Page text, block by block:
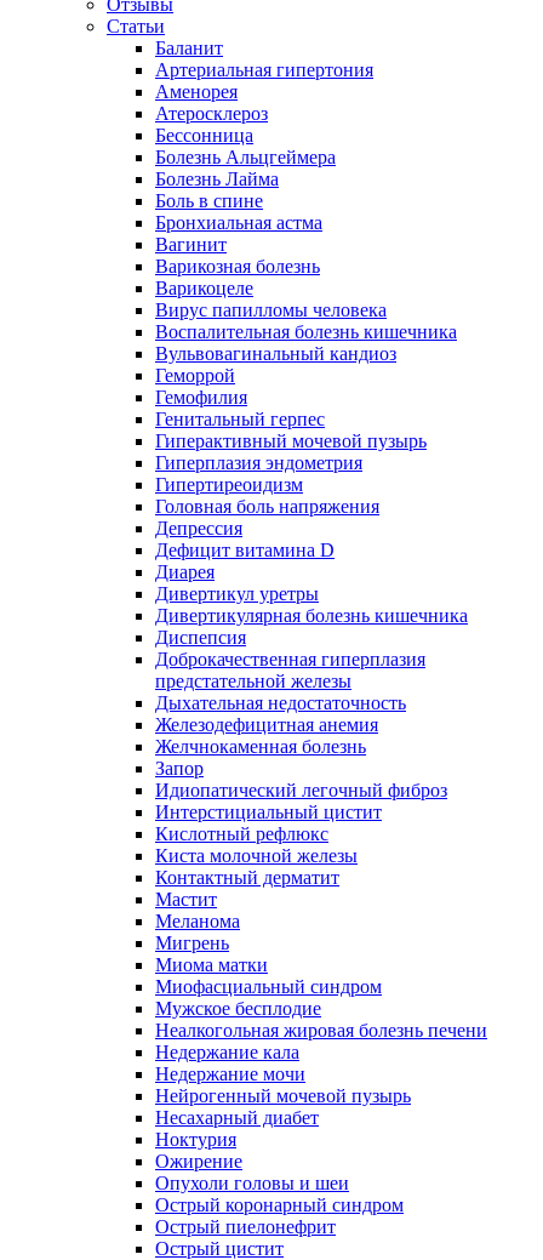
Статьи
Баланит
Артериальная гипертония
Аменорея
Атеросклероз
Бессонница
Болезнь Альцгеймера
Болезнь Лайма
Боль в спине
Бронхиальная астма
Вагинит
Варикозная болезнь
Варикоцеле
Вирус папилломы человека
Воспалительная болезнь кишечника
Вульвовагинальный кандиоз
Геморрой
Гемофилия
Генитальный герпес
Гиперактивный мочевой пузырь
Гиперплазия эндометрия
Гипертиреоидизм
Головная боль напряжения
Депрессия
Дефицит витамина D
Диарея
Дивертикул уретры
Дивертикулярная болезнь кишечника
Диспепсия
Доброкачественная гиперплазия
предстательной железы
Дыхательная недостаточность
Железодефицитная анемия
Желчнокаменная болезнь
Запор
Идиопатический легочный фиброз
Интерстициальный цистит
Кислотный рефлюкс
Киста молочной железы
Контактный дерматит
Мастит
Меланома
Мигрень
Миома матки
Миофасциальный синдром
Мужское бесплодие
Неалкогольная жировая болезнь печени
Недержание кала
Недержание мочи
Нейрогенный мочевой пузырь
Несахарный диабет
Ноктурия
Ожирение
Опухоли головы и шеи
Острый коронарный синдром
Острый пиелонефрит
Острый цистит